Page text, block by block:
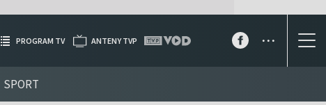
SPORT
PROGRAM TV ANTENY TVP ...